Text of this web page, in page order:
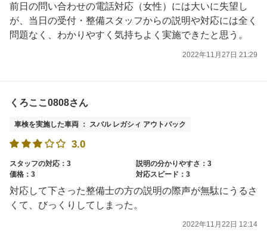
前日の問い合わせの電話対応（女性）には大いに失望し
が、当日の受付・整備スタッフからの説明や対応には全く
問題なく、わかりやすく気持ちよく実施できたと思う。
2022年11月27日 21:29
くろここ0808さん
車検を実施した車両 ： スバル レガシィ アウトバック
3.0
スタッフの対応：3
説明の分かりやすさ：3
価格：3
対応スピード：3
対応して下さった整備士の方の説明の際声が無駄にうるさ
くて、びっくりしてしまった。
2022年11月22日 12:14